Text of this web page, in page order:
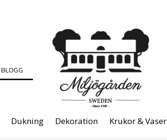
BLOGG
Dukning Dekoration Krukor & Vaser